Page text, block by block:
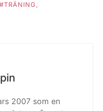
#TRÄNING
2007 som en